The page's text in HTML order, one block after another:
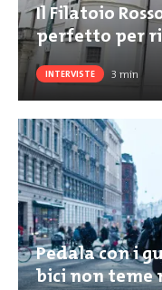
Il Filatoio
perfetto per
INTERVISTE 3 min
Pedala con i
bici non teme